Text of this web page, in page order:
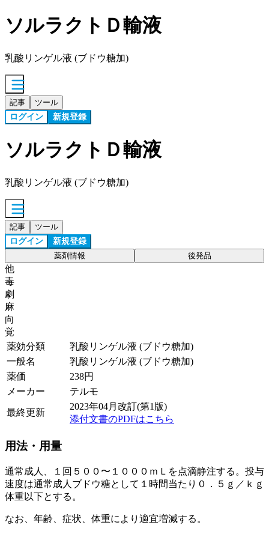
ソルラクトＤ輸液
乳酸リンゲル液 (ブドウ糖加)
記事 ツール
ログイン 新規登録
ソルラクトＤ輸液
乳酸リンゲル液 (ブドウ糖加)
記事 ツール
ログイン 新規登録
薬剤情報 後発品
他
毒
劇
麻
向
覚
薬効分類
乳酸リンゲル液 (ブドウ糖加)
一般名
乳酸リンゲル液 (ブドウ糖加)
薬価
238円
メーカー
テルモ
最終更新
2023年04月改訂(第1版)
添付文書のPDFはこちら
用法・用量
通常成人、１回５００〜１０００ｍＬを点滴静注する。投与
速度は通常成人ブドウ糖として１時間当たり０．５ｇ／ｋｇ
体重以下とする。
なお、年齢、症状、体重により適宜増減する。